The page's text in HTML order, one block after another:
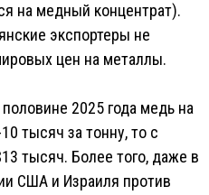
на медный концентрат).
экспортеры не
цен на металлы.
2025 года медь на
тысяч за тонну, то с
тысяч. Более того, даже в
США и Израиля против